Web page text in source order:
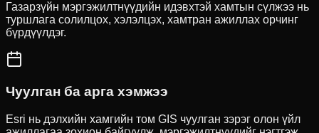
Газарзүйн мэргэжилтнүүдийн идэвхтэй хамтын сүлжээ нь
туршлага солилцох, хэлэлцэх, хамтран ажиллах орчинг
бүрдүүлдэг.
Чуулган ба арга хэмжээ
Esri нь дэлхийн хамгийн том GIS чуулган зэрэг олон үйл